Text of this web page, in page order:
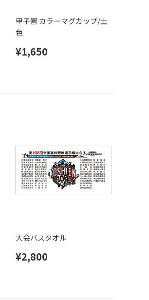
甲子園 カラーマグカップ/土
色
¥1,650
大会バスタオル
¥2,800